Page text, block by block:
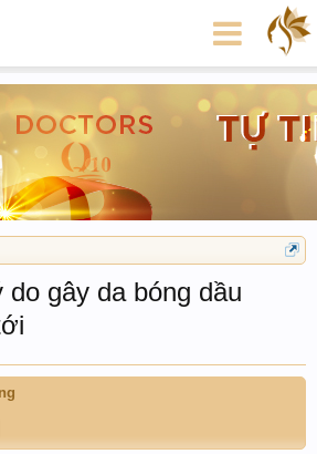
gây da bóng dầu